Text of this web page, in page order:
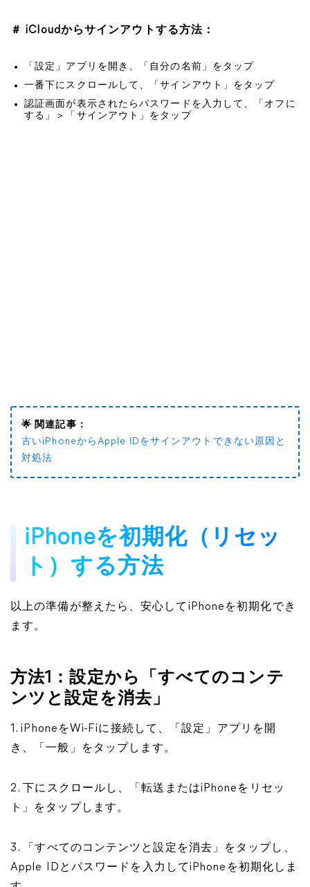
＃ iCloudからサインアウトする方法：
「設定」アプリを開き、「自分の名前」をタップ
一番下にスクロールして、「サインアウト」をタップ
認証画面が表示されたらパスワードを入力して、「オフに
する」＞「サインアウト」をタップ
🌟 関連記事：
古いiPhoneからApple IDをサインアウトできない原因と
対処法
iPhoneを初期化（リセッ
ト）する方法
以上の準備が整えたら、安心してiPhoneを初期化でき
ます。
方法1：設定から「すべてのコンテ
ンツと設定を消去」
1. iPhoneをWi-Fiに接続して、「設定」アプリを開
き、「一般」をタップします。
2. 下にスクロールし、「転送またはiPhoneをリセッ
ト」をタップします。
3. 「すべてのコンテンツと設定を消去」をタップし、
Apple IDとパスワードを入力してiPhoneを初期化しま